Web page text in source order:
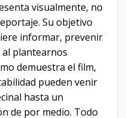
visualmente, no
Su objetivo
informar, prevenir
al plantearnos
demuestra el film,
pueden venir
hasta un
de por medio. Todo